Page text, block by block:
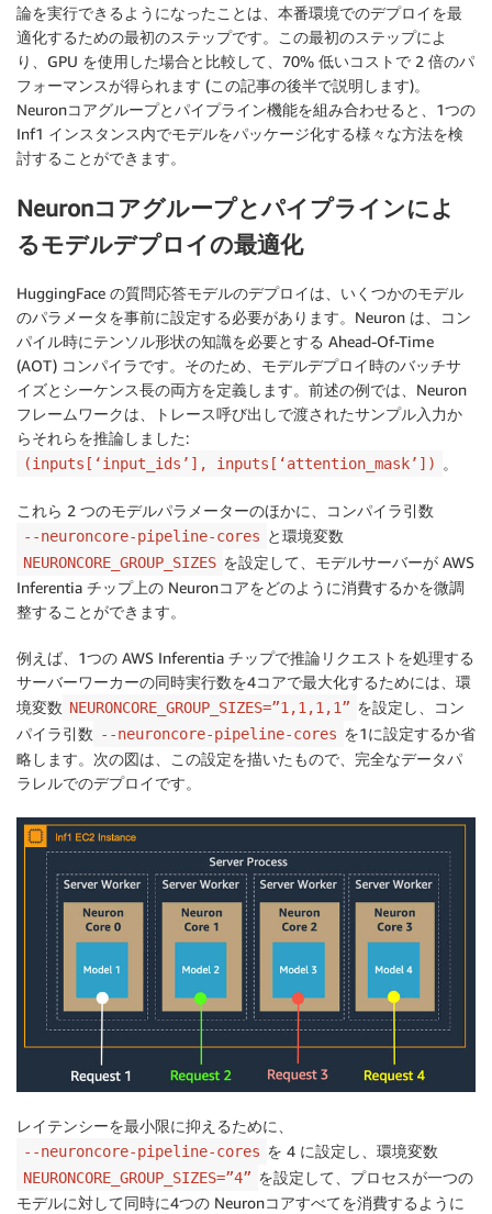
論を実行できるようになったことは、本番環境でのデプロイを最
適化するための最初のステップです。この最初のステップによ
り、GPU を使用した場合と比較して、70% 低いコストで 2 倍のパ
フォーマンスが得られます (この記事の後半で説明します)。
Neuronコアグループとパイプライン機能を組み合わせると、1つの
Inf1 インスタンス内でモデルをパッケージ化する様々な方法を検
討することができます。
Neuronコアグループとパイプラインによ
るモデルデプロイの最適化
HuggingFace の質問応答モデルのデプロイは、いくつかのモデル
のパラメータを事前に設定する必要があります。Neuron は、コン
パイル時にテンソル形状の知識を必要とする Ahead-Of-Time
(AOT) コンパイラです。そのため、モデルデプロイ時のバッチサ
イズとシーケンス長の両方を定義します。前述の例では、Neuron
フレームワークは、トレース呼び出しで渡されたサンプル入力か
らそれらを推論しました:
(inputs[‘input_ids’], inputs[‘attention_mask’]) 。
これら 2 つのモデルパラメーターのほかに、コンパイラ引数
--neuroncore-pipeline-cores と環境変数
NEURONCORE_GROUP_SIZES を設定して、モデルサーバーが AWS
Inferentia チップ上の Neuronコアをどのように消費するかを微調
整することができます。
例えば、1つの AWS Inferentia チップで推論リクエストを処理する
サーバーワーカーの同時実行数を4コアで最大化するためには、環
境変数 NEURONCORE_GROUP_SIZES=”1,1,1,1” を設定し、コン
パイラ引数 --neuroncore-pipeline-cores を1に設定するか省
略します。次の図は、この設定を描いたもので、完全なデータパ
ラレルでのデプロイです。
レイテンシーを最小限に抑えるために、
--neuroncore-pipeline-cores を 4 に設定し、環境変数
NEURONCORE_GROUP_SIZES=”4” を設定して、プロセスが一つの
モデルに対して同時に4つの Neuronコアすべてを消費するように